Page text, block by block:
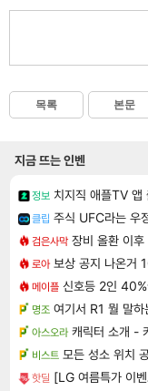
목록 본문
지금 뜨는 인벤
정보 치지직 애플TV 앱
클립 주식 UFC라는 우
검은사막 장비 올환 이
로아 보상 공지 나온거
메이플 신호등 2인
명조 여기서 R1 뭘 말
아스오라 캐릭터 소개 -
비스트 모든 성소 위치
핫딜 [LG 여름특가 이벤트]